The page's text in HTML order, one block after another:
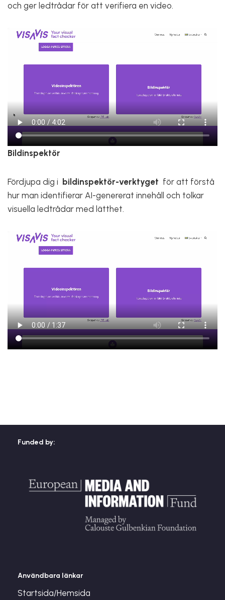
och ger ledtrådar för att verifiera en video.
Bildinspektör
Fördjupa dig i bildinspektör-verktyget för att förstå
hur man identifierar AI-genererat innehåll och tolkar
visuella ledtrådar med lätthet.
Funded by:
Användbara länkar
Startsida/Hemsida